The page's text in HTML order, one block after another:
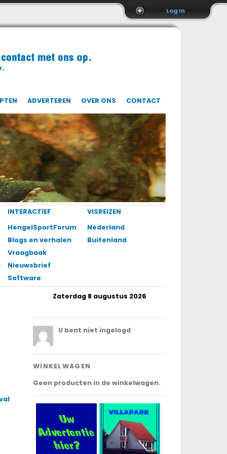
Log In
ADVERTEREN OVER ONS CONTACT
INTERACTIEF
HengelSportForum
Blogs en verhalen
Vraagbaak
Nieuwsbrief
Software
VISREIZEN
Nederland
Buitenland
Zaterdag 8 augustus 2026
U bent niet ingelogd
WINKELWAGEN
Geen producten in de winkelwagen.